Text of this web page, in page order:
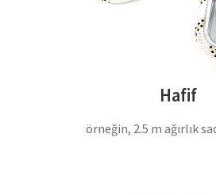
Hafif
örneğin, 2.5 m ağırlık